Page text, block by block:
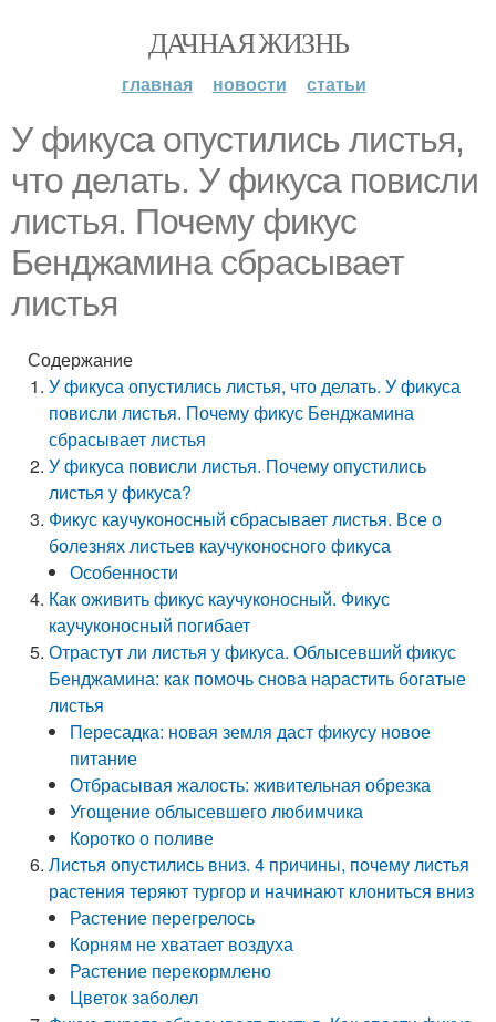
ДАЧНАЯ ЖИЗНЬ
главная новости статьи
У фикуса опустились листья,
что делать. У фикуса повисли
листья. Почему фикус
Бенджамина сбрасывает
листья
Содержание
У фикуса опустились листья, что делать. У фикуса
повисли листья. Почему фикус Бенджамина
сбрасывает листья
У фикуса повисли листья. Почему опустились
листья у фикуса?
Фикус каучуконосный сбрасывает листья. Все о
болезнях листьев каучуконосного фикуса
Особенности
Как оживить фикус каучуконосный. Фикус
каучуконосный погибает
Отрастут ли листья у фикуса. Облысевший фикус
Бенджамина: как помочь снова нарастить богатые
листья
Пересадка: новая земля даст фикусу новое
питание
Отбрасывая жалость: живительная обрезка
Угощение облысевшего любимчика
Коротко о поливе
Листья опустились вниз. 4 причины, почему листья
растения теряют тургор и начинают клониться вниз
Растение перегрелось
Корням не хватает воздуха
Растение перекормлено
Цветок заболел